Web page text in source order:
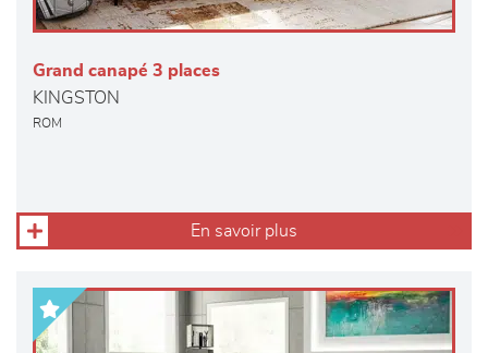
Grand canapé 3 places
KINGSTON
ROM
En savoir plus